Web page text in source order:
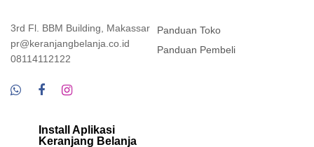
3rd Fl. BBM Building, Makassar
pr@keranjangbelanja.co.id
08114112122
Panduan Toko
Panduan Pembeli
Install Aplikasi
Keranjang Belanja